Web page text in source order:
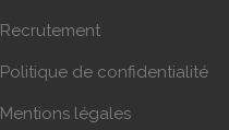
Recrutement
Politique de confidentialité
Mentions légales